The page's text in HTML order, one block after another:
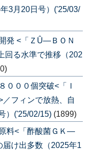
3月20日号）('25/03/
発 <「ＺÛ―ＢＯＮ
回る水準で推移（202
０００個突破<「Ｉ
フィンで放熱、自
）('25/02/15) (1899)
料<「酢酸菌ＧＫ―
届け出多数（2025年1